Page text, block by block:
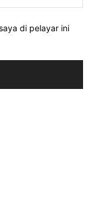
di pelayar ini